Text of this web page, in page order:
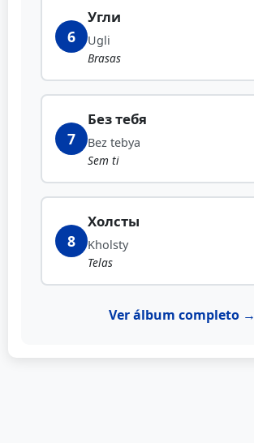
6
Угли
Ugli
Brasas
7
Без тебя
Bez tebya
Sem ti
8
Холсты
Kholsty
Telas
Ver álbum completo →